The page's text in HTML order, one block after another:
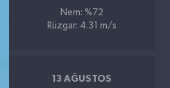
Nem: %72
Rüzgar: 4.31 m/s
13 AĞUSTOS